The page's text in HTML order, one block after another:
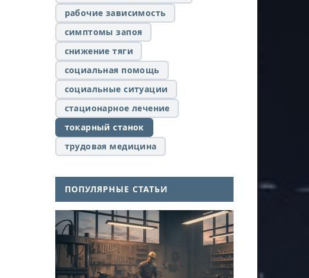
рабочие зависимость
симптомы запоя
снижение тяги
социальная помощь
социальные ситуации
стационарное лечение
токарный станок
трудовая медицина
ПОПУЛЯРНЫЕ СТАТЬИ